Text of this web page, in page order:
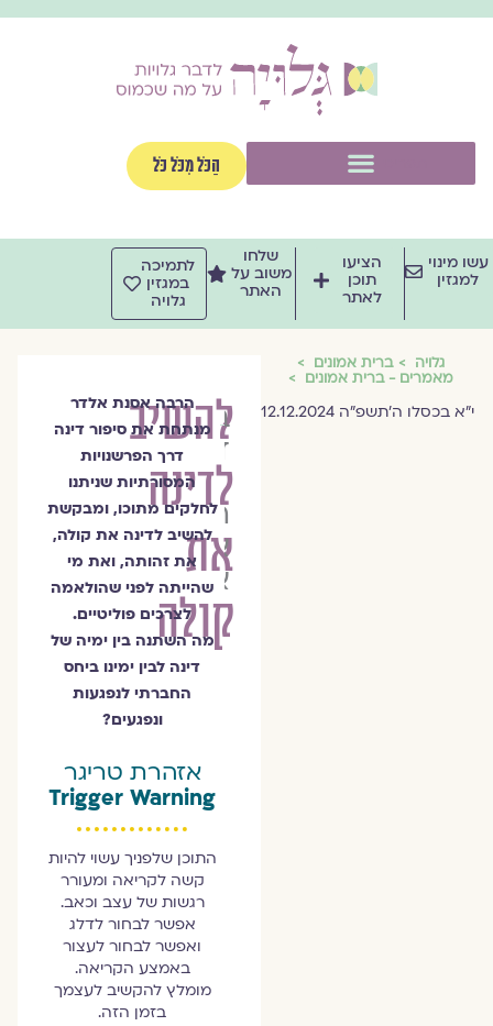
הַכֹּל מִכֹּל כֹּל
מינוי
למגזין
הציעו
תוכן
לאתר
שלחו
משוב על
האתר
לתמיכה
במגזין
גלויה
גלויה ברית אמונים
מאמרים - ברית אמונים
י״א בכסלו ה׳תשפ״ה 12.12.2024
להשיב
לדינה
את
קולה
בנות
דינה
הרַבָּה
אסנת
אלדר
הרבה אסנת אלדר
מנתחת את סיפור דינה
דרך הפרשנויות
המסורתיות שניתנו
לחלקים מתוכו, ומבקשת
להשיב לדינה את קולה,
את זהותה, ואת מי
שהייתה לפני שהולאמה
לצרכים פוליטיים.
מה השתנה בין ימיה של
דינה לבין ימינו ביחס
החברתי לנפגעות
ונפגעים?
אזהרת טריגר
Trigger Warning
התוכן שלפניך עשוי להיות
קשה לקריאה ומעורר
רגשות של עצב וכאב.
אפשר לבחור לדלג
ואפשר לבחור לעצור
באמצע הקריאה.
מומלץ להקשיב לעצמך
בזמן הזה.